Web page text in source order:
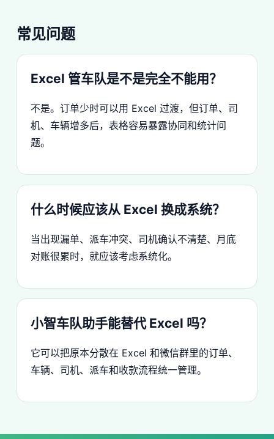
常见问题
Excel 管车队是不是完全不能用？
不是。订单少时可以用 Excel 过渡，但订单、司
机、车辆增多后，表格容易暴露协同和统计问
题。
什么时候应该从 Excel 换成系统？
当出现漏单、派车冲突、司机确认不清楚、月底
对账很累时，就应该考虑系统化。
小智车队助手能替代 Excel 吗？
它可以把原本分散在 Excel 和微信群里的订单、
车辆、司机、派车和收款流程统一管理。